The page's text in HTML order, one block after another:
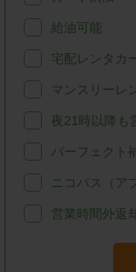
給油可能
宅配レンタカ
マンスリーレ
夜21時以降も
パーフェクト
ニコパス（ア
営業時間外返